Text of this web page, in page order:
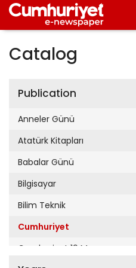
Catalog
Publication
Anneler Günü
Atatürk Kitapları
Babalar Günü
Bilgisayar
Bilim Teknik
Cumhuriyet
Cumhuriyet 19 Mayıs